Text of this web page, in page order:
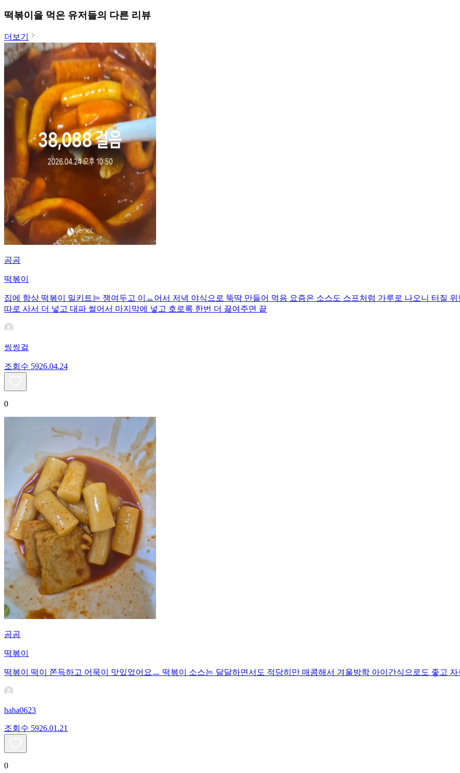
떡볶이 을 먹은 유저들의 다른 리뷰
더보기
곰곰
떡볶이
집에 항상 떡볶이 밀키트는 쟁여두고 이ㅛ어서 저녁 야식으로 뚝딱 만들어 먹음 요즘은 소스도 스프처럼 가루로 나오니 터질
따로 사서 더 넣고 대파 썰어서 마지막에 넣고 호로록 한번 더 끓여주면 끝
씽씽걸
조회수 5926.04.24
0
곰곰
떡볶이
떡볶이 떡이 쫀득하고 어묵이 맛있었어요ㅡ 떡볶이 소스는 달달하면서도 적당히만 매콤해서 겨울방학 아이간식으로도 좋고
haha0623
조회수 5926.01.21
0